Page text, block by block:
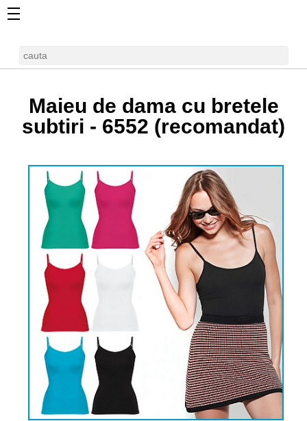
Maieu de dama cu bretele
subtiri - 6552 (recomandat)